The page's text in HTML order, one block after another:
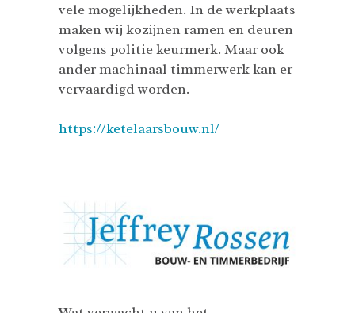
vele mogelijkheden. In de werkplaats
maken wij kozijnen ramen en deuren
volgens politie keurmerk. Maar ook
ander machinaal timmerwerk kan er
vervaardigd worden.
https://ketelaarsbouw.nl/